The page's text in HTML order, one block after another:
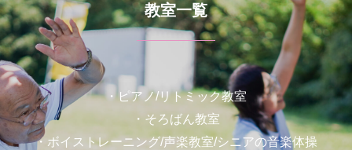
教室一覧
・ピアノ/リトミック教室
・そろばん教室
・ボイストレーニング/声楽教室/シニアの音楽体操